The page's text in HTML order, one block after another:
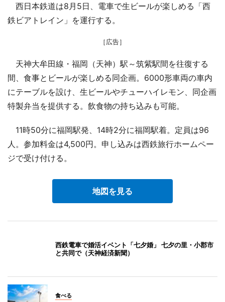
西日本鉄道は8月5日、電車で生ビールが楽しめる「西
鉄ビアトレイン」を運行する。
［広告］
天神大牟田線・福岡（天神）駅～筑紫駅間を往復する
間、食事とビールが楽しめる同企画。6000形車両の車内
にテーブルを設け、生ビールやチューハイレモン、同企画
特製弁当を提供する。飲食物の持ち込みも可能。
11時50分に福岡駅発、14時2分に福岡駅着。定員は96
人。参加料金は4,500円。申し込みは西鉄旅行ホームペー
ジで受け付ける。
地図を見る
西鉄電車で婚活イベント「七夕婚」 七夕の里・小郡市
と共同で（天神経済新聞）
食べる